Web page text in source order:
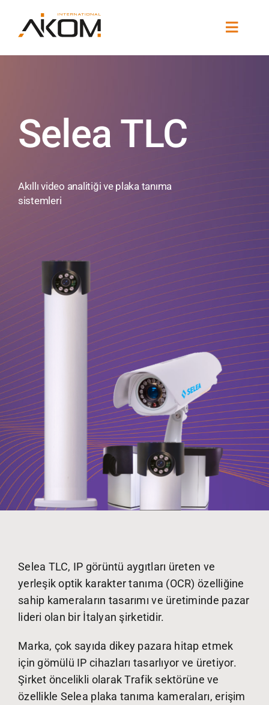
content
Toggle
Şirket
Çözümler
Selea TLC
Akıllı video analitiği ve plaka tanıma
sistemleri
Selea TLC, IP görüntü aygıtları üreten ve
yerleşik optik karakter tanıma (OCR) özelliğine
sahip kameraların tasarımı ve üretiminde pazar
lideri olan bir İtalyan şirketidir.
Marka, çok sayıda dikey pazara hitap etmek
için gömülü IP cihazları tasarlıyor ve üretiyor.
Şirket öncelikli olarak Trafik sektörüne ve
özellikle Selea plaka tanıma kameraları, erişim